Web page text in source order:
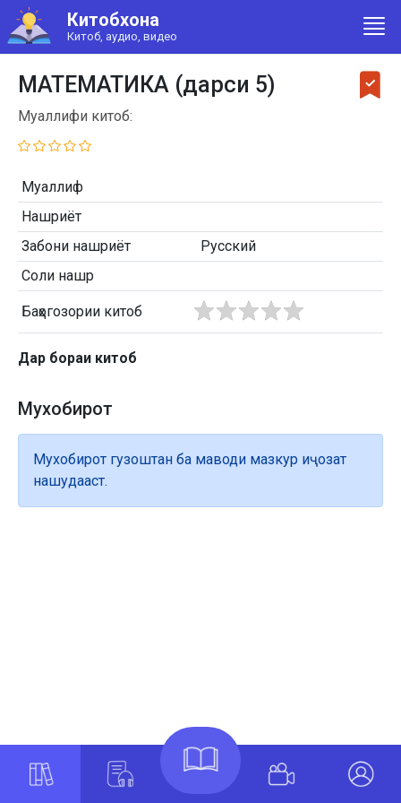
Китобхона
Китоб, аудио, видео
МАТЕМАТИКА (дарси 5)
Муаллифи китоб:
Муаллиф
Нашриёт
Забони нашриёт
Русский
Соли нашр
Баҳогозории китоб
Дар бораи китоб
Мухобирот
Мухобирот гузоштан ба маводи мазкур иҷозат
нашудааст.